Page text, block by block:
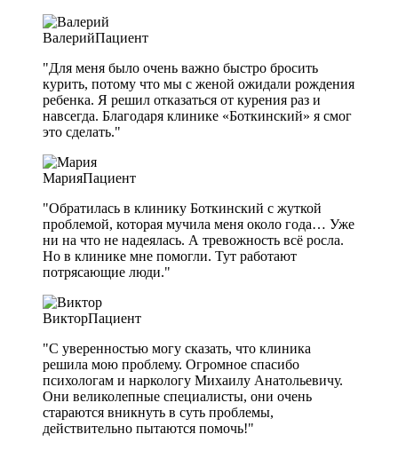
ВалерийПациент
"Для меня было очень важно быстро бросить
курить, потому что мы с женой ожидали рождения
ребенка. Я решил отказаться от курения раз и
навсегда. Благодаря клинике «Боткинский» я смог
это сделать."
МарияПациент
"Обратилась в клинику Боткинский с жуткой
проблемой, которая мучила меня около года… Уже
ни на что не надеялась. А тревожность всё росла.
Но в клинике мне помогли. Тут работают
потрясающие люди."
ВикторПациент
"С уверенностью могу сказать, что клиника
решила мою проблему. Огромное спасибо
психологам и наркологу Михаилу Анатольевичу.
Они великолепные специалисты, они очень
стараются вникнуть в суть проблемы,
действительно пытаются помочь!"